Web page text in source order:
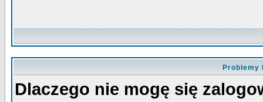
Problemy
Dlaczego nie mogę się